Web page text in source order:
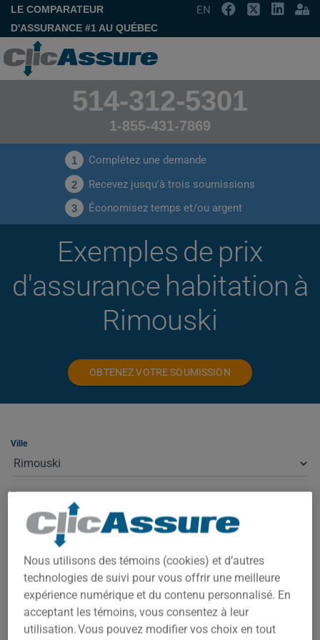
LE COMPARATEUR
D'ASSURANCE #1 AU QUÉBEC
EN
514-312-5301
1-855-431-7869
1 Complétez une demande
2 Recevez jusqu'à trois soumissions
3 Économisez temps et/ou argent
Exemples de prix
d'assurance habitation à
Rimouski
OBTENEZ VOTRE SOUMISSION
Ville
Type
ASSURANCE HABITATION À RIMOUSKI
À Rimouski, votre prime dépend de plusieurs facteurs : la
valeur de la propriété, le code postal exact, l'année de
construction et votre historique d'assurance. Sélectionnez le
Nous utilisons des témoins (cookies) et d’autres
technologies de suivi pour vous offrir une meilleure
expérience numérique et du contenu personnalisé. En
acceptant les témoins, vous consentez à leur
utilisation. Vous pouvez modifier vos choix en tout